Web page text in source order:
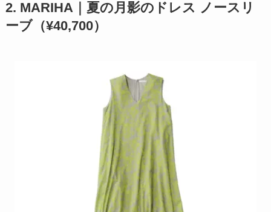
2. MARIHA｜夏の月影のドレス ノースリ
ーブ（¥40,700）